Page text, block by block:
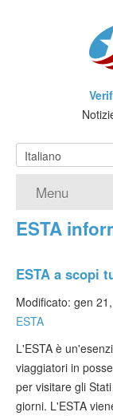
Menu
Home
Che cos'è
Verificare
ESTA info
ESTA
ESTA a scopi
Modificato: gen
ESTA
L'ESTA è
viaggiatori in
per visitare gli
giorni. L'ESTA